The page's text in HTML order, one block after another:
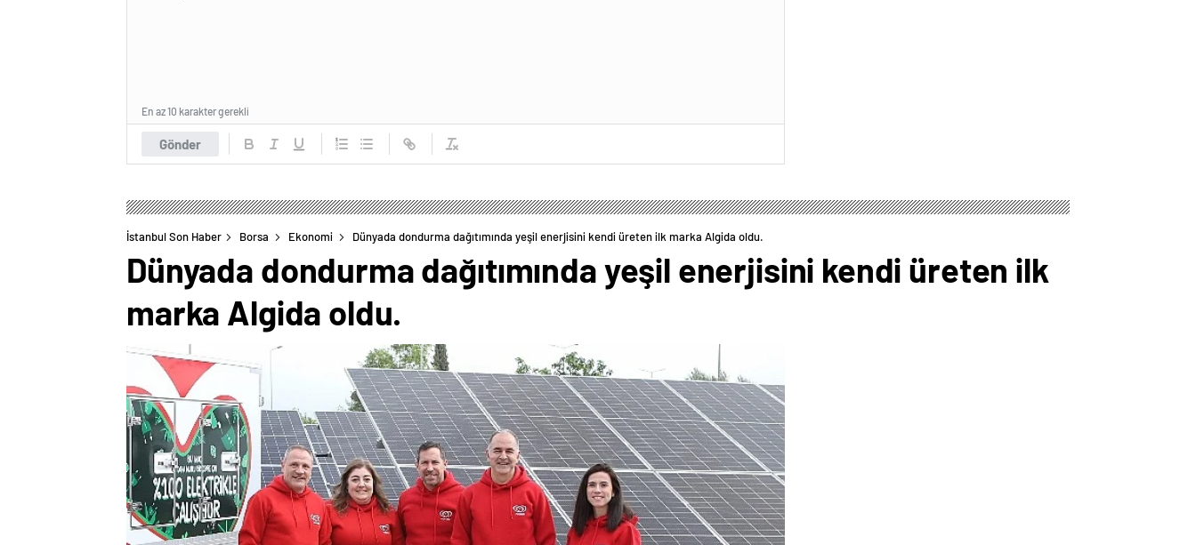
Gönder
En az 10 karakter gerekli
İstanbul Son Haber Borsa Ekonomi Dünyada dondurma dağıtımında yeşil enerjisini kendi üreten ilk marka Algida oldu.
Dünyada dondurma dağıtımında yeşil enerjisini kendi üreten ilk
marka Algida oldu.